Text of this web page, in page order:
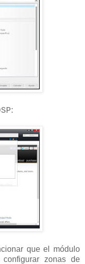
:
que el módulo
zonas de